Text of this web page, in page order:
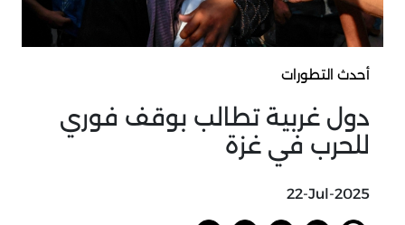
أحدث التطورات
دول غربية تطالب بوقف فوري
للحرب في غزة
22-Jul-2025